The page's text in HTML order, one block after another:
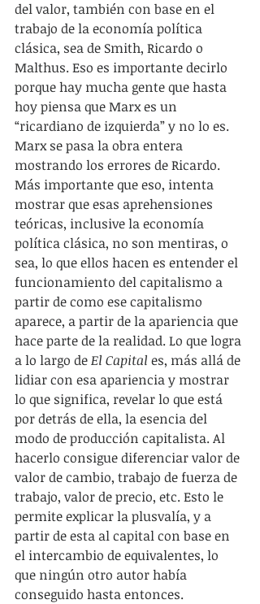
del valor, también con base en el
trabajo de la economía política
clásica, sea de Smith, Ricardo o
Malthus. Eso es importante decirlo
porque hay mucha gente que hasta
hoy piensa que Marx es un
“ricardiano de izquierda” y no lo es.
Marx se pasa la obra entera
mostrando los errores de Ricardo.
Más importante que eso, intenta
mostrar que esas aprehensiones
teóricas, inclusive la economía
política clásica, no son mentiras, o
sea, lo que ellos hacen es entender el
funcionamiento del capitalismo a
partir de como ese capitalismo
aparece, a partir de la apariencia que
hace parte de la realidad. Lo que logra
a lo largo de El Capital es, más allá de
lidiar con esa apariencia y mostrar
lo que significa, revelar lo que está
por detrás de ella, la esencia del
modo de producción capitalista. Al
hacerlo consigue diferenciar valor de
valor de cambio, trabajo de fuerza de
trabajo, valor de precio, etc. Esto le
permite explicar la plusvalía, y a
partir de esta al capital con base en
el intercambio de equivalentes, lo
que ningún otro autor había
conseguido hasta entonces.